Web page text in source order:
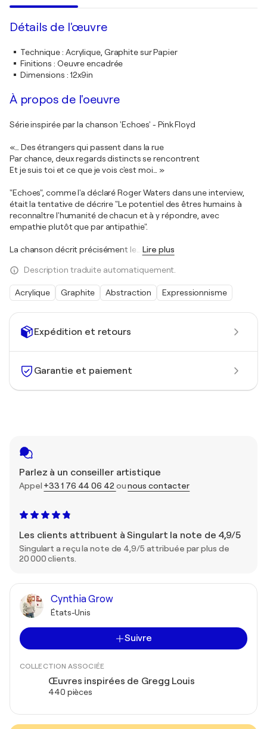
Expédition et retours
Garantie et paiement
Parlez à un conseiller artistique
Appel +33 1 76 44 06 42 ounous contacter
Les clients attribuent à Singulart la note de 4,9/5
Singulart a reçu la note de 4,9/5 attribuée par plus de
20 000 clients.
Cynthia Grow
États-Unis
Suivre
COLLECTION ASSOCIÉE
Œuvres inspirées de Gregg Louis
440 pièces
Détails de l'œuvre
Technique: Acrylique, Graphite sur Papier
Finitions : Oeuvre encadrée
Dimensions : 12x9in
À propos de l'oeuvre
Série inspirée par la chanson 'Echoes' - Pink Floyd
«… Des étrangers qui passent dans la rue
Par chance, deux regards distincts se rencontrent
Et je suis toi et ce que je vois c'est moi… »
"Echoes", comme l'a déclaré Roger Waters dans une interview,
était la tentative de décrire "Le potentiel des êtres humains à
reconnaître l'humanité de chacun et à y répondre, avec
empathie plutôt que par antipathie".
La chanson décrit précisément le Lire plus
Description traduite automatiquement.
Acrylique Graphite Abstraction Expressionnisme